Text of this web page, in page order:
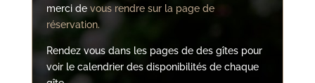
merci de vous rendre sur la page de
réservation.
Rendez vous dans les pages de des gîtes pour
voir le calendrier des disponibilités de chaque